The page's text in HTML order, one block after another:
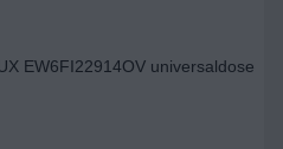
EW6FI22914OV universaldose